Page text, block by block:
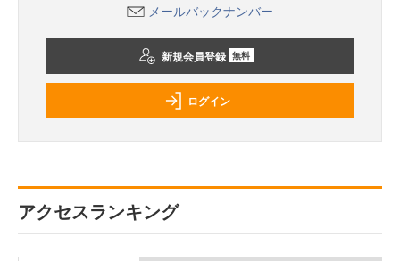
メールバックナンバー
新規会員登録 無料
ログイン
アクセスランキング